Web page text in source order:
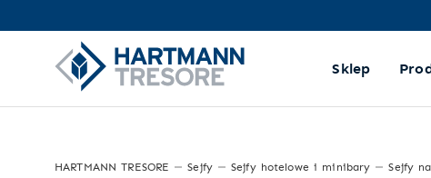
Sklep
HARTMANN TRESORE Sejfy Sejfy hotelowe i minibary Sejfy